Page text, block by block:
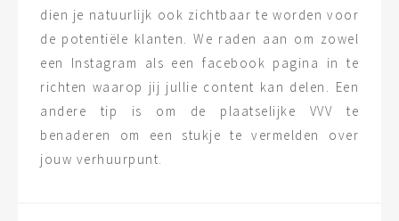
dien je natuurlijk ook zichtbaar te worden voor
de potentiële klanten. We raden aan om zowel
een Instagram als een facebook pagina in te
richten waarop jij jullie content kan delen. Een
andere tip is om de plaatselijke VVV te
benaderen om een stukje te vermelden over
jouw verhuurpunt.